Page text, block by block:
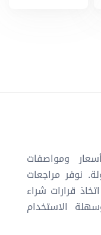
ومواصفات
نوفر مراجعات
قرارات شراء
الاستخدام